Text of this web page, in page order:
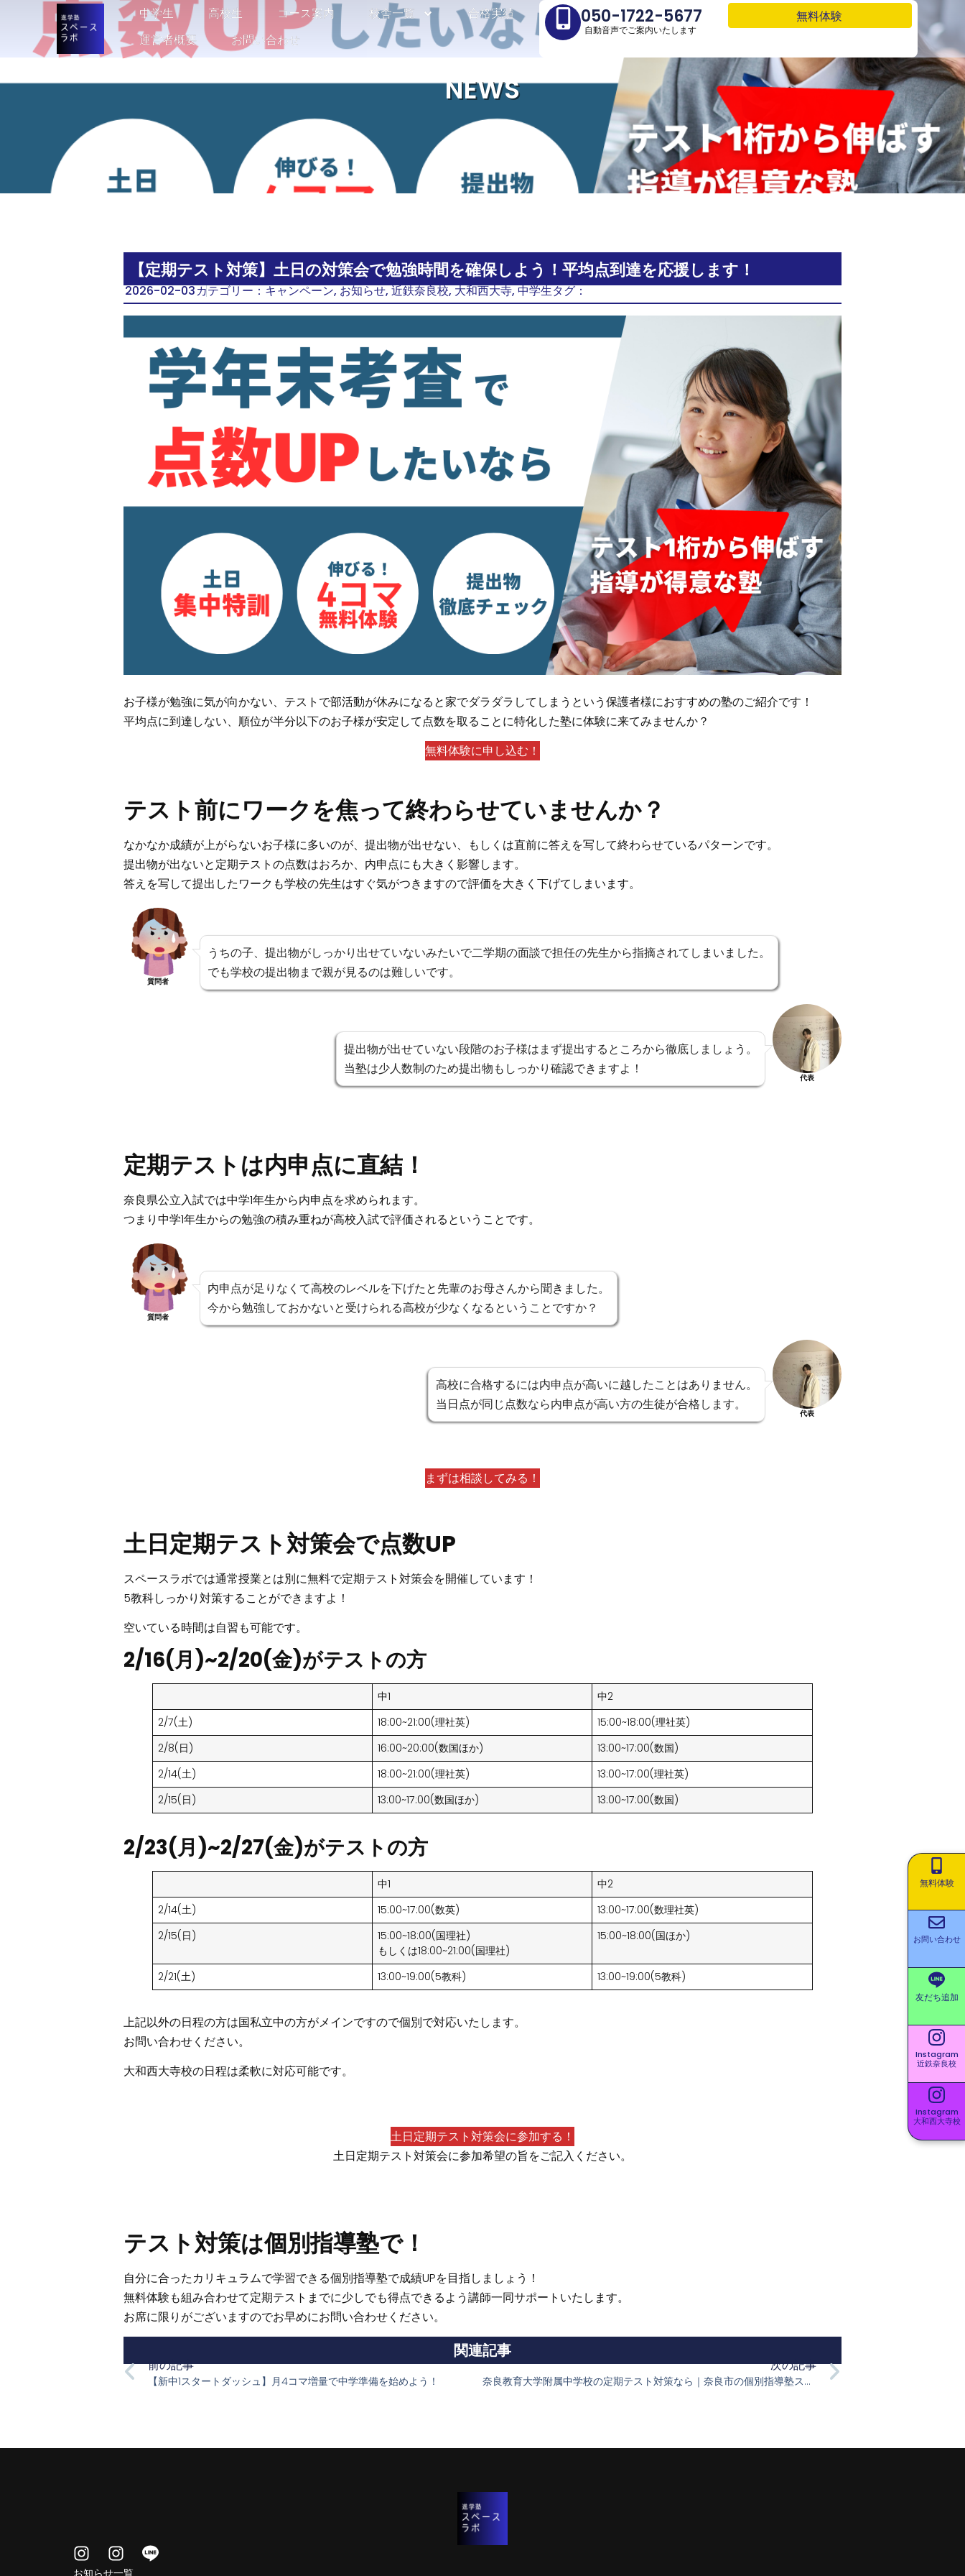
中学生 高校生 コース案内 校舎一覧
合格実績
運営者概要
お問い合わせ
050-1722-5677
自動音声でご案内いたします
無料体験
中学生 高校生 コース案内 校舎一覧
合格実績
運営者概要
お問い合わせ
050-1722-5677
自動音声でご案内いたします 無料体験
無料体験
お問い合わせ
友だち追加
Instagram
近鉄奈良校
Instagram
大和西大寺校
NEWS
【定期テスト対策】土日の対策会で勉強時間を確保しよう！平均点到達を応援します！
2026-02-03カテゴリー：キャンペーン,お知らせ,近鉄奈良校,大和西大寺,中学生タグ：
お子様が勉強に気が向かない、テストで部活動が休みになると家でダラダラしてしまうという保護者様におすすめの塾のご紹介です！
平均点に到達しない、順位が半分以下のお子様が安定して点数を取ることに特化した塾に体験に来てみませんか？
無料体験に申し込む！
テスト前にワークを焦って終わらせていませんか？
なかなか成績が上がらないお子様に多いのが、 提出物が出せない、もしくは直前に答えを写して終わらせているパターンです。
提出物が出ないと定期テストの点数はおろか、内申点にも大きく影響します。
答えを写して提出したワークも学校の先生はすぐ気がつきますので評価を大きく下げてしまいます。
質問者
うちの子、提出物がしっかり出せていないみたいで二学期の面談で担任の先生から指摘されてしまいました。
でも学校の提出物まで親が見るのは難しいです。
提出物が出せていない段階のお子様はまず提出するところから徹底しましょう。
当塾は少人数制のため提出物もしっかり確認できますよ！
代表
定期テストは内申点に直結！
奈良県公立入試では中学1年生から内申点を求められます。
つまり中学1年生からの勉強の積み重ねが高校入試で評価されるということです。
質問者
内申点が足りなくて高校のレベルを下げたと先輩のお母さんから聞きました。
今から勉強しておかないと受けられる高校が少なくなるということですか？
高校に合格するには内申点が高いに越したことはありません。
当日点が同じ点数なら内申点が高い方の生徒が合格します。
代表
まずは相談してみる！
土日定期テスト対策会で点数UP
スペースラボでは通常授業とは別に無料で定期テスト対策会を開催しています！
5教科しっかり対策することができますよ！
空いている時間は自習も可能です。
2/16(月)~2/20(金)がテストの方
中1
中2
2/7(土)
18:00~21:00(理社英)
15:00~18:00(理社英)
2/8(日)
16:00~20:00(数国ほか)
13:00~17:00(数国)
2/14(土)
18:00~21:00(理社英)
13:00~17:00(理社英)
2/15(日)
13:00~17:00(数国ほか) 13:00~17:00(数国)
2/23(月)~2/27(金)がテストの方
中1
中2
2/14(土)
15:00~17:00(数英)
13:00~17:00(数理社英)
2/15(日)
15:00~18:00(国理社)
もしくは18:00~21:00(国理社)
15:00~18:00(国ほか)
2/21(土) 13:00~19:00(5教科) 13:00~19:00(5教科)
上記以外の日程の方は国私立中の方がメインですので個別で対応いたします。
お問い合わせください。
大和西大寺校の日程は柔軟に対応可能です。
土日定期テスト対策会に参加する！
土日定期テスト対策会に参加希望の旨をご記入ください。
テスト対策は個別指導塾で！
自分に合ったカリキュラムで学習できる個別指導塾で成績UPを目指しましょう！
無料体験も組み合わせて定期テストまでに少しでも得点できるよう講師一同サポートいたします。
お席に限りがございますのでお早めにお問い合わせください。
関連記事
前の記事
【新中1スタートダッシュ】月4コマ増量で中学準備を始めよう！
次の記事
奈良教育大学附属中学校の定期テスト対策なら｜奈良市の個別指導塾スペースラボ
お知らせ一覧